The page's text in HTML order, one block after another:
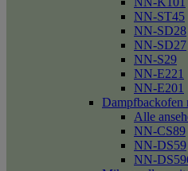
NN-ST45
NN-SD28
NN-SD27
NN-S29
NN-E221
NN-E201
Alle
NN-CS89
NN-DS59
NN-